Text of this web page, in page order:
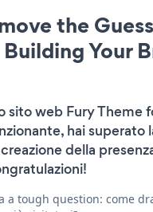
the
Building Your
sito web Fury Theme
hai superato
della
a tough question: come